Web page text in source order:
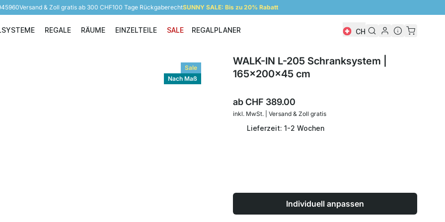
Versand & Zoll gratis ab 300 CHF100 Tage RückgaberechtSUNNY SALE: Bis zu 20% Rabatt
Regalsysteme
REGALE
Regale
RÄUME
Räume
EINZELTEILE
Einzelteile
SALE REGALPLANER CH
Sale
Nach Maß
WALK-IN L-205 Schranksystem |
165x200x45 cm
abCHF 389.00
inkl. MwSt. | Versand & Zoll gratis
Lieferzeit: 1-2 Wochen
Individuell anpassen